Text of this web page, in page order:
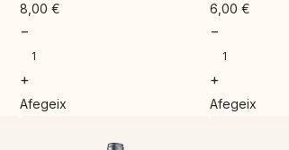
8,00 €
−
+
Afegeix
6,00€
−
+
Afegeix